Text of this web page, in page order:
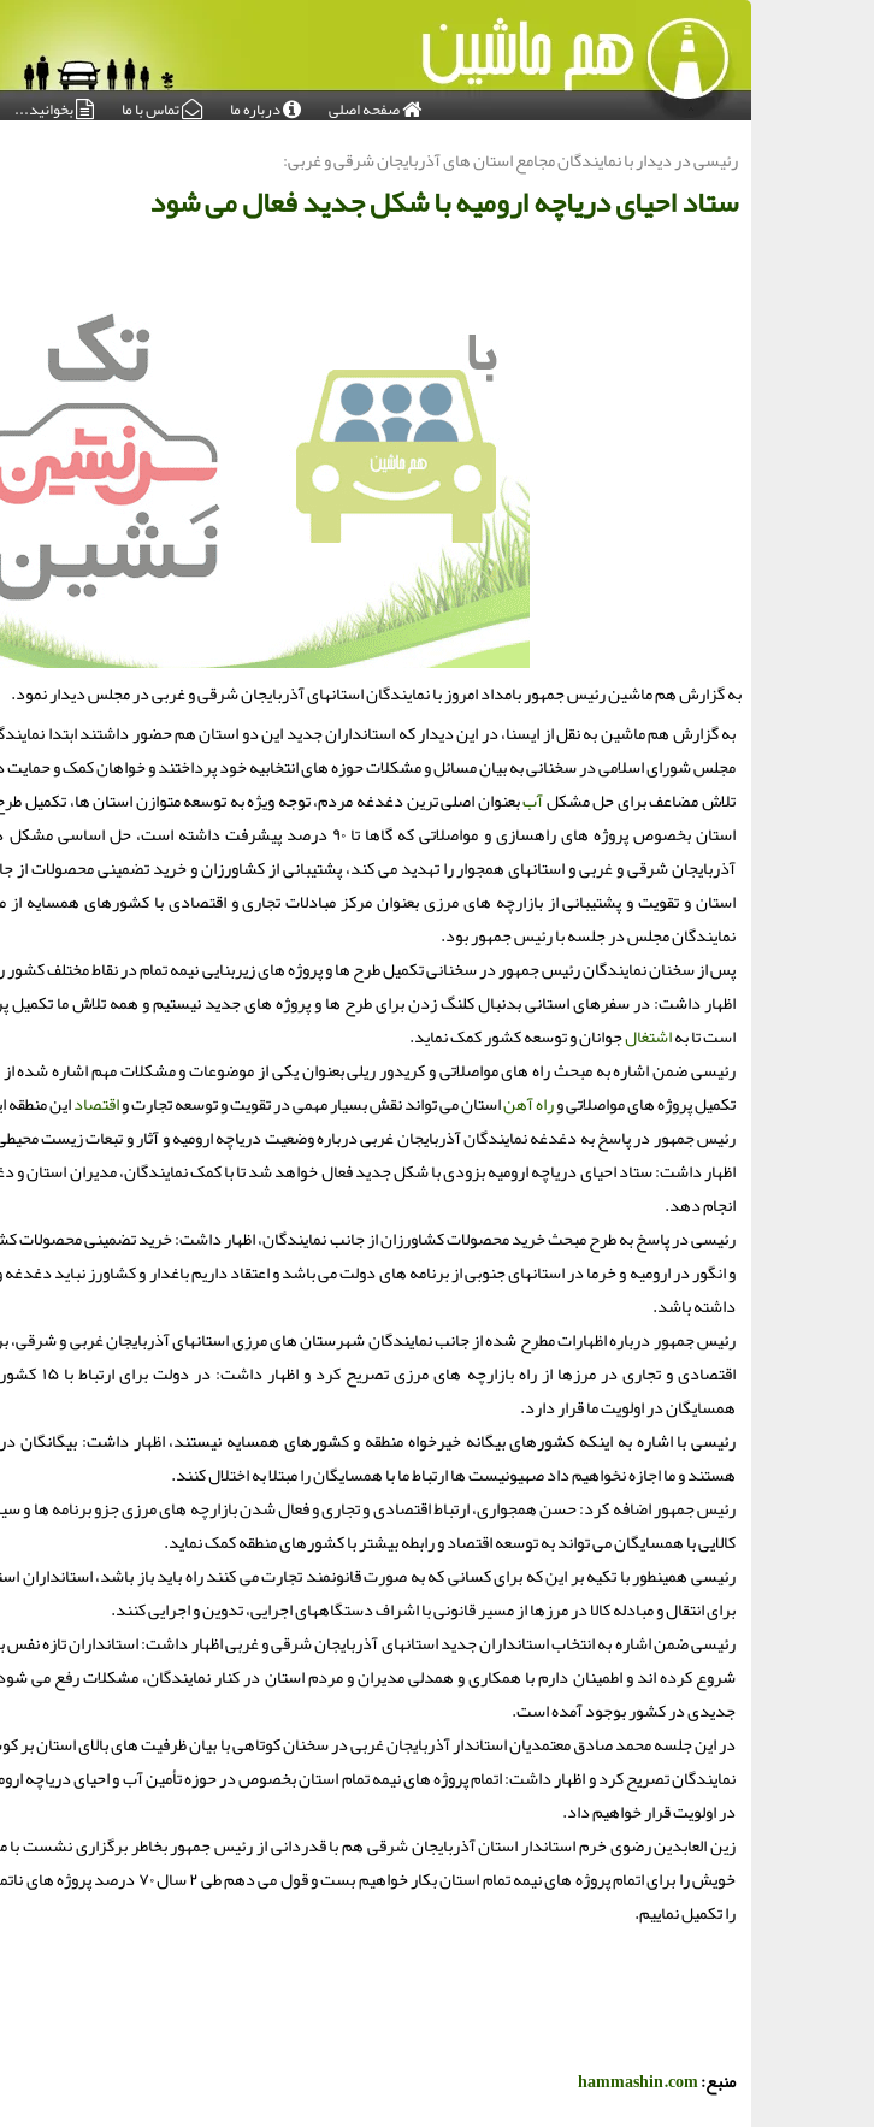
صفحه اصلی درباره ما تماس با ما بخوانید...
رئیسی در دیدار با نمایندگان مجامع استان های آذربایجان شرقی و غربی:
ستاد احیای دریاچه ارومیه با شکل جدید فعال می شود
به گزارش هم ماشین رئیس جمهور بامداد امروز با نمایندگان استانهای آذربایجان شرقی و غربی در مجلس دیدار نمود.
به گزارش هم ماشین به نقل از ایسنا، در این دیدار که استانداران جدید این دو استان هم حضور داشتند ابتدا
مجلس شورای اسلامی در سخنانی به بیان مسائل و مشکلات حوزه های انتخابیه خود پرداختند و خواهان کمک و
تلاش مضاعف برای حل مشکلآببعنوان اصلی ترین دغدغه مردم، توجه ویژه به توسعه متوازن استان ها، تکمیل
استان بخصوص پروژه های راهسازی و مواصلاتی که گاها تا ۹۰ درصد پیشرفت
آذربایجان شرقی و غربی و استانهای همجوار را تهدید می کند، پشتیبانی از کشاورزان و خرید تضمینی
استان و تقویت و پشتیبانی از بازارچه های مرزی بعنوان مرکز مبادلات تجاری و اقتصادی با کشورهای
نمایندگان مجلس در جلسه با رئیس جمهور بود.
پس از سخنان نمایندگان رئیس جمهور در سخنانی تکمیل طرح ها و پروژه های زیربنایی نیمه تمام در نقاط مختلف
اظهار داشت: در سفرهای استانی بدنبال کلنگ زدن برای طرح ها و پروژه های جدید نیستیم و همه تلاش ما تکمیل
است تا بهاشتغالجوانان و توسعه کشور کمک نماید.
رئیسی ضمن اشاره به مبحث راه های مواصلاتی و کریدور ریلی بعنوان یکی از موضوعات و مشکلات مهم اشاره شده
تکمیل پروژه های مواصلاتی وراه آهناستان می تواند نقش بسیار مهمی در تقویت و توسعه تجارت واقتصاداین منطقه
رئیس جمهور در پاسخ به دغدغه نمایندگان آذربایجان غربی درباره وضعیت دریاچه ارومیه و آثار و تبعات زیست
اظهار داشت: ستاد احیای دریاچه ارومیه بزودی با شکل جدید فعال خواهد شد تا با کمک نمایندگان، مدیران استان و
انجام دهد.
رئیسی در پاسخ به طرح مبحث خرید محصولات کشاورزان از جانب نمایندگان، اظهار داشت: خرید تضمینی
و انگور در ارومیه و خرما در استانهای جنوبی از برنامه های دولت می باشد و اعتقاد داریم باغدار و کشاورز نباید دغدغه
داشته باشد.
رئیس جمهور درباره اظهارات مطرح شده از جانب نمایندگان شهرستان های مرزی استانهای آذربایجان غربی و شرقی،
اقتصادی و
همسایگان در اولویت ما قرار دارد.
رئیسی با اشاره به اینکه کشورهای بیگانه خیرخواه منطقه و کشورهای همسایه نیستند، اظهار داشت: بیگانگان
هستند و ما اجازه نخواهیم داد صهیونیست ها ارتباط ما با همسایگان را مبتلا به اختلال کنند.
رئیس جمهور اضافه کرد: حسن همجواری، ارتباط اقتصادی و تجاری و فعال شدن بازارچه های مرزی جزو برنامه ها
کالایی با همسایگان می تواند به توسعه اقتصاد و رابطه بیشتر با کشورهای منطقه کمک نماید.
رئیسی همینطور با تکیه بر این که برای کسانی که به صورت قانونمند تجارت می کنند راه باید باز باشد، استانداران
برای انتقال و مبادله کالا در مرزها از مسیر قانونی با اشراف دستگاههای اجرایی، تدوین و اجرایی کنند.
رئیسی ضمن اشاره به انتخاب استانداران جدید استانهای آذربایجان شرقی و غربی اظهار داشت: استانداران تازه نفس
شروع کرده اند و اطمینان دارم با همکاری و همدلی مدیران و مردم استان در کنار نمایندگان، مشکلات رفع
جدیدی در کشور بوجود آمده است.
در این جلسه محمد صادق معتمدیان استاندار آذربایجان غربی در سخنان کوتاهی با بیان ظرفیت های بالای استان
نمایندگان تصریح کرد و اظهار داشت: اتمام پروژه های نیمه تمام استان بخصوص در حوزه تأمین آب و احیای دریاچه
در اولویت قرار خواهیم داد.
زین العابدین رضوی خرم استاندار استان آذربایجان شرقی هم با قدردانی از رئیس جمهور بخاطر برگزاری نشست
را تکمیل نماییم.
منبع:hammashin.com